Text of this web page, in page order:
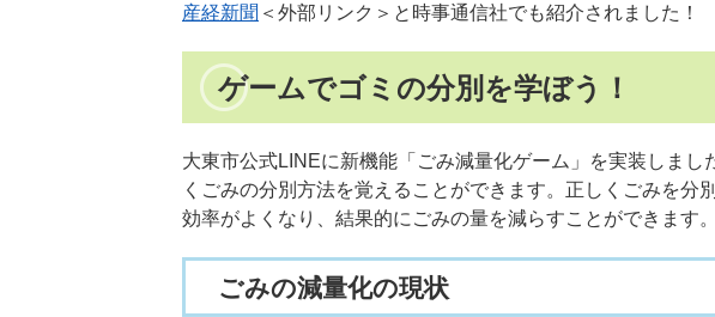
産経新聞 ＜外部リンク＞ と時事通信社でも紹介されました！
ゲームでゴミの分別を学ぼう！
大東市公式LINEに新機能「ごみ減量化ゲーム」を実装しまし
くごみの分別方法を覚えることができます。正しくごみを分
効率がよくなり、結果的にごみの量を減らすことができます。
ごみの減量化の現状